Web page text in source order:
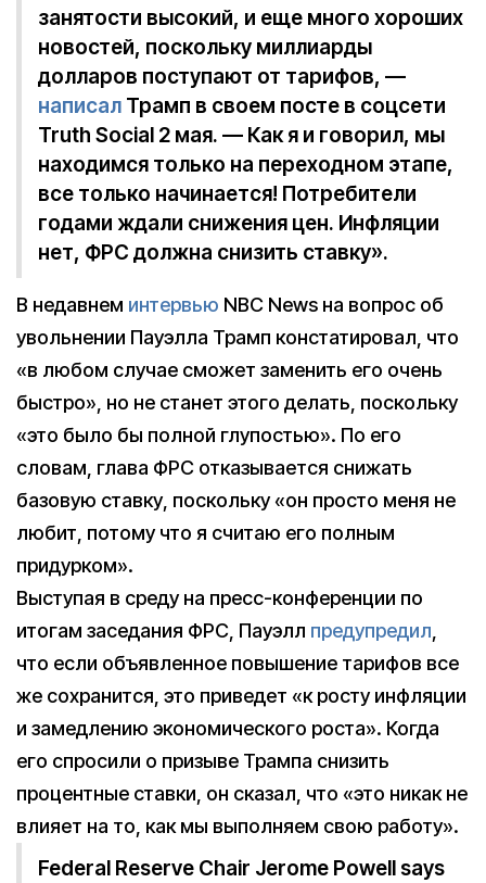
занятости высокий, и еще много хороших
новостей, поскольку миллиарды
долларов поступают от тарифов, —
написал Трамп в своем посте в соцсети
Truth Social 2 мая. — Как я и говорил, мы
находимся только на переходном этапе,
все только начинается! Потребители
годами ждали снижения цен. Инфляции
нет, ФРС должна снизить ставку».
В недавнем интервью NBC News на вопрос об
увольнении Пауэлла Трамп констатировал, что
«в любом случае сможет заменить его очень
быстро», но не станет этого делать, поскольку
«это было бы полной глупостью». По его
словам, глава ФРС отказывается снижать
базовую ставку, поскольку «он просто меня не
любит, потому что я считаю его полным
придурком».
Выступая в среду на пресс-конференции по
итогам заседания ФРС, Пауэлл предупредил,
что если объявленное повышение тарифов все
же сохранится, это приведет «к росту инфляции
и замедлению экономического роста». Когда
его спросили о призыве Трампа снизить
процентные ставки, он сказал, что «это никак не
влияет на то, как мы выполняем свою работу».
Federal Reserve Chair Jerome Powell says